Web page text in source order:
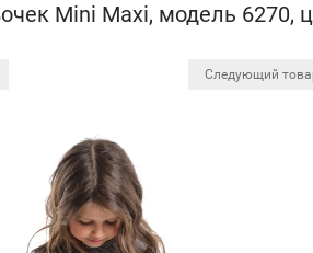
Mini Maxi, модель 6270,
Следующий